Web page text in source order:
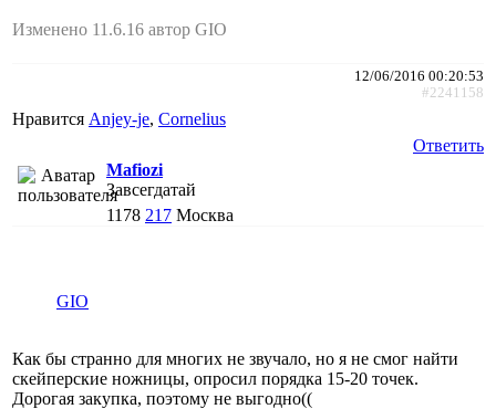
Изменено 11.6.16 автор GIO
12/06/2016 00:20:53
#2241158
Нравится Anjey-je, Cornelius
Ответить
Mafiozi
Завсегдатай
1178 217 Москва
GIO
Как бы странно для многих не звучало, но я не смог найти
скейперские ножницы, опросил порядка 15-20 точек.
Дорогая закупка, поэтому не выгодно((